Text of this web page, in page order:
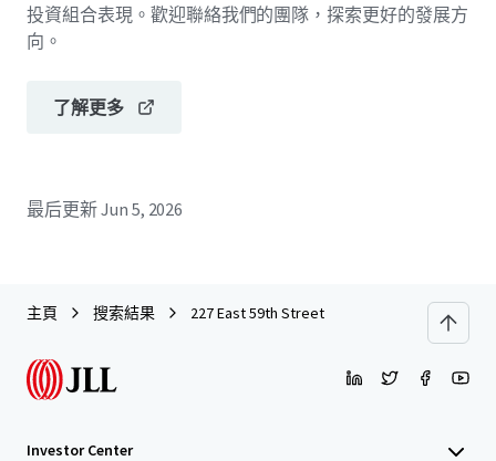
投資組合表現。歡迎聯絡我們的團隊，探索更好的發展方
向。
了解更多
最后更新Jun 5, 2026
主頁 搜索結果 227 East 59th Street
Investor Center